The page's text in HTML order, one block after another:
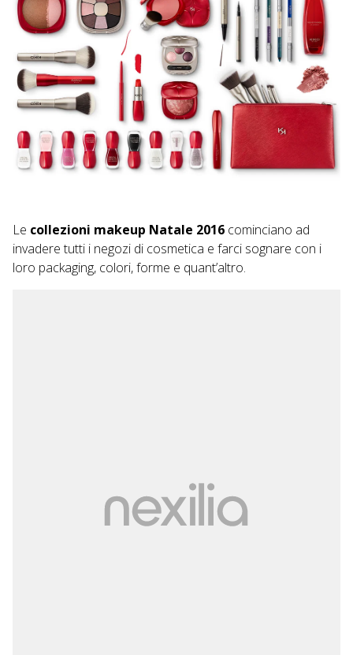
Le collezioni makeup Natale 2016 cominciano ad
invadere tutti i negozi di cosmetica e farci sognare con i
loro packaging, colori, forme e quant’altro.